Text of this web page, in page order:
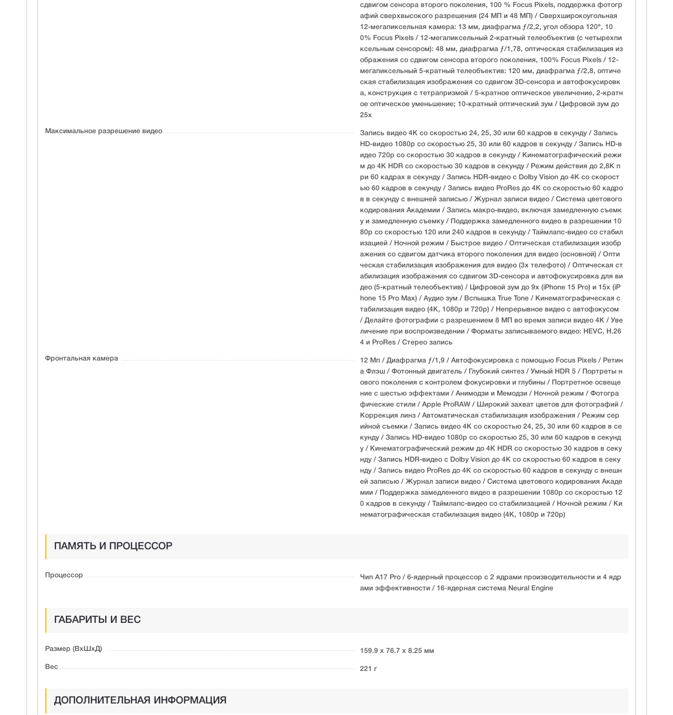
сдвигом сенсора второго поколения, 100 % Focus Pixels, поддержка фотогр
афий сверхвысокого разрешения (24 МП и 48 МП) / Сверхширокоугольная
12-мегапиксельная камера: 13 мм, диафрагма ƒ/2,2, угол обзора 120°, 10
0% Focus Pixels / 12-мегапиксельный 2-кратный телеобъектив (с четырехпи
ксельным сенсором): 48 мм, диафрагма ƒ/1,78, оптическая стабилизация из
ображения со сдвигом сенсора второго поколения, 100% Focus Pixels / 12-
мегапиксельный 5-кратный телеобъектив: 120 мм, диафрагма ƒ/2,8, оптиче
ская стабилизация изображения со сдвигом 3D-сенсора и автофокусировк
а, конструкция с тетрапризмой / 5-кратное оптическое увеличение, 2-кратн
ое оптическое уменьшение; 10-кратный оптический зум / Цифровой зум до
25x
Максимальное разрешение видео
Запись видео 4K со скоростью 24, 25, 30 или 60 кадров в секунду / Запись
HD-видео 1080p со скоростью 25, 30 или 60 кадров в секунду / Запись HD-в
идео 720p со скоростью 30 кадров в секунду / Кинематографический режи
м до 4K HDR со скоростью 30 кадров в секунду / Режим действия до 2,8K п
ри 60 кадрах в секунду / Запись HDR-видео с Dolby Vision до 4K со скорост
ью 60 кадров в секунду / Запись видео ProRes до 4K со скоростью 60 кадро
в в секунду с внешней записью / Журнал записи видео / Система цветового
кодирования Академии / Запись макро-видео, включая замедленную съемк
у и замедленную съемку / Поддержка замедленного видео в разрешении 10
80p со скоростью 120 или 240 кадров в секунду / Таймлапс-видео со стабил
изацией / Ночной режим / Быстрое видео / Оптическая стабилизация изобр
ажения со сдвигом датчика второго поколения для видео (основной) / Опти
ческая стабилизация изображения для видео (3x телефото) / Оптическая ст
абилизация изображения со сдвигом 3D-сенсора и автофокусировка для ви
део (5-кратный телеобъектив) / Цифровой зум до 9x (iPhone 15 Pro) и 15x (iP
hone 15 Pro Max) / Аудио зум / Вспышка True Tone / Кинематографическая с
табилизация видео (4K, 1080p и 720p) / Непрерывное видео с автофокусом
/ Делайте фотографии с разрешением 8 МП во время записи видео 4K / Уве
личение при воспроизведении / Форматы записываемого видео: HEVC, H.26
4 и ProRes / Стерео запись
Фронтальная камера
12 Мп / Диафрагма ƒ/1,9 / Автофокусировка с помощью Focus Pixels / Ретин
а Флэш / Фотонный двигатель / Глубокий синтез / Умный HDR 5 / Портреты н
ового поколения с контролем фокусировки и глубины / Портретное освеще
ние с шестью эффектами / Анимодзи и Мемодзи / Ночной режим / Фотогра
фические стили / Apple ProRAW / Широкий захват цветов для фотографий /
Коррекция линз / Автоматическая стабилизация изображения / Режим сер
ийной съемки / Запись видео 4K со скоростью 24, 25, 30 или 60 кадров в се
кунду / Запись HD-видео 1080p со скоростью 25, 30 или 60 кадров в секунд
у / Кинематографический режим до 4K HDR со скоростью 30 кадров в секу
нду / Запись HDR-видео с Dolby Vision до 4K со скоростью 60 кадров в секу
нду / Запись видео ProRes до 4K со скоростью 60 кадров в секунду с внешн
ей записью / Журнал записи видео / Система цветового кодирования Акаде
мии / Поддержка замедленного видео в разрешении 1080p со скоростью 12
0 кадров в секунду / Таймлапс-видео со стабилизацией / Ночной режим / Ки
нематографическая стабилизация видео (4K, 1080p и 720p)
ПАМЯТЬ И ПРОЦЕССОР
Процессор
Чип A17 Pro / 6-ядерный процессор с 2 ядрами производительности и 4 ядр
ами эффективности / 16‑ядерная система Neural Engine
ГАБАРИТЫ И ВЕС
Размер (ВxШxД) 159.9 х 76.7 х 8.25 мм
Вес 221 г
ДОПОЛНИТЕЛЬНАЯ ИНФОРМАЦИЯ